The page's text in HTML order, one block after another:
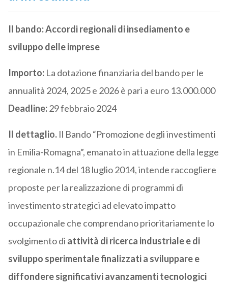
Il bando: Accordi regionali di insediamento e
sviluppo delle imprese
Importo:La dotazione finanziaria del bando per le
annualità 2024, 2025 e 2026 è pari a euro 13.000.000
Deadline:29 febbraio 2024
Il dettaglio.Il Bando “Promozione degli investimenti
in Emilia-Romagna”, emanato in attuazione della legge
regionale n.14 del 18 luglio 2014, intende raccogliere
proposte per la realizzazione di programmi di
investimento strategici ad elevato impatto
occupazionale che comprendano prioritariamente lo
svolgimento di attività di ricerca industriale e di
sviluppo sperimentale finalizzati a sviluppare e
diffondere significativi avanzamenti tecnologici